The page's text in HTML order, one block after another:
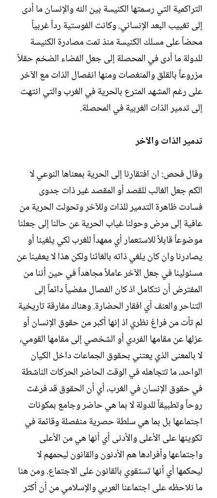
التراكمية التي رسمتها الكنيسة بين الله والإنسان ما أدى
إلى تغييب البعد الإنساني. وكانت الفوستية رداً غربياً
محضاً على مسلك الكنيسة منذ تمت مصادرة الكنيسة
للدولة ما أدى في المحصلة إلى جعل الفضاء الضخم حقلاً
مزروعاً بالقلق والمنغصات ومنها انفصال الذات مع الآخر
على رغم المشهد المترع بالحرية في الغرب والتي انتهت
إلى تدمير الذات الغربية في المحصلة.
تدمير الذات والآخر
وقال فحص: ان افتقارنا إلى الحرية بمعناها النوعي لا
الكم جعل الغالب للقصد أو المقصد غير ذات جدوى
فسادت ظاهرة التدمير للذات وللآخر وتحولت الحرية من
عافية إلى مرض وحولنا غياب الحرية عن حالنا إلى جعلنا
موضوعاً قابلاً للاستعمار أي ممهداً للغرب لكي يلغينا أو
يصادرنا وان كان يلغي ذاته بالغائنا ولكن هذا لا يعفينا عن
مسئولينا في جعل الآخر عاملاً مجاهداً في حين أننا من
المفترض أن نتكامل اذ كان الفصال مفضياً دائماً إلى
التناحر والعنف أي افقار الحضارة. وهناك مفارقة تاريخية
لم تأت من فراغ نظري اذ إنها أكبر من حقوق الإنسان أو
عزلها عن مقامها الفردي أو الشخصي إلى مقامها القومي،
لا بالمعنى الذي يعتني بحقوق الجماعات داخل الكيان
الواحد، ما تتجاهله في الوقت الحاضر الحركات الناشطة
في حقوق الإنسان في الغرب، أي أن الحقوق قد فرغت
روحاً وتطبيقاً للدولة لا بما هي حاضر وجامع بمكونات
اجتماعها بل بما هي سلطة حصرية منفصلة وقائمة في
تكوينها على الأعلى والأدنى أي أنها هي من الأعلى
واجتماعها وأفرادها هم الأدنون والقانون ليحمهم لا
ليحكمها أي أنها تستقوي بالقانون على الاجتماع. ومن هنا
ما نلاحظه على اجتماعنا العربي والإسلامي من أن أكثر